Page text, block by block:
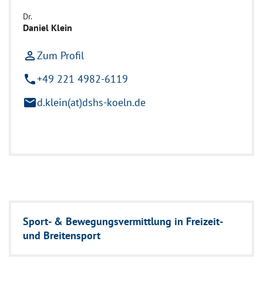
Dr.
Daniel Klein
person_outlineZum Profil
phone+49 221 4982-6119
maild.klein(at)dshs-koeln.de
Sport- & Bewegungs­vermittlung in Freizeit-
und Breitensport